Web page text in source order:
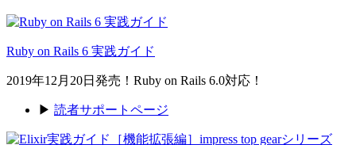
Ruby on Rails 6 実践ガイド
2019年12月20日発売！Ruby on Rails 6.0対応！
▶ 読者サポートページ